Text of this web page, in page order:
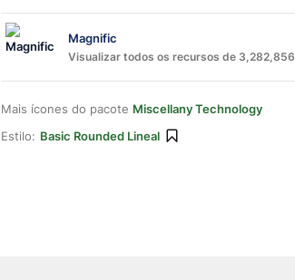
Magnific
Visualizar todos os recursos de 3,282,856
Mais ícones do pacote Miscellany Technology
Estilo: Basic Rounded Lineal